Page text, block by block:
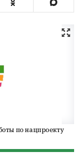
по нацпроекту